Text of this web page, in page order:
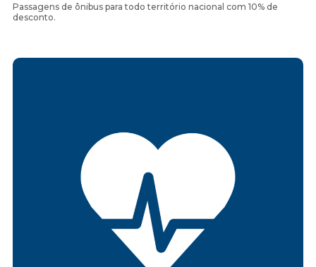
Passagens de ônibus para todo território nacional com 10% de
desconto.